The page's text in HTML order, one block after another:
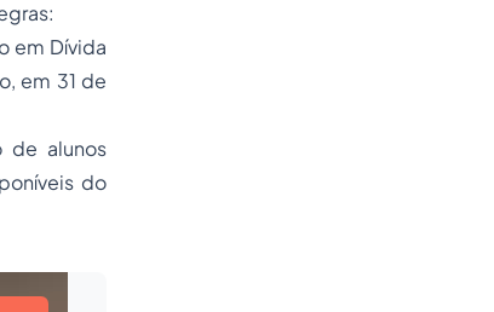
em Dívida
em 31 de
de alunos
do